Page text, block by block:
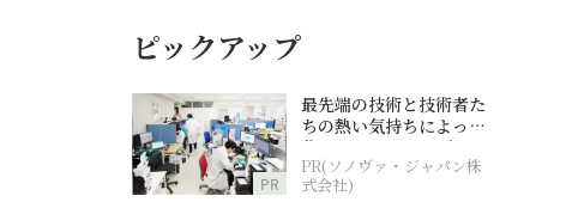
ピックアップ
PR
最先端の技術と技術者た
ちの熱い気持ちによって
作られているオーダーメ
イド補聴器
PR(ソノヴァ・ジャパン株
式会社)